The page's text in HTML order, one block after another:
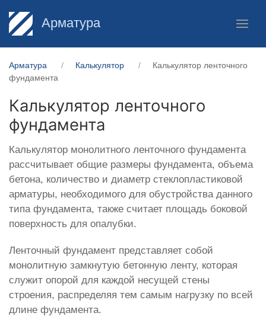
Арматура
Арматура Калькулятор
Калькулятор ленточного
фундамента
Калькулятор ленточного
фундамента
Калькулятор монолитного ленточного фундамента
рассчитывает общие размеры фундамента, объема
бетона, количество и диаметр стеклопластиковой
арматуры, необходимого для обустройства данного
типа фундамента, также считает площадь боковой
поверхность для опалубки.
Ленточный фундамент представляет собой
монолитную замкнутую бетонную ленту, которая
служит опорой для каждой несущей стены
строения, распределяя тем самым нагрузку по всей
длине фундамента.